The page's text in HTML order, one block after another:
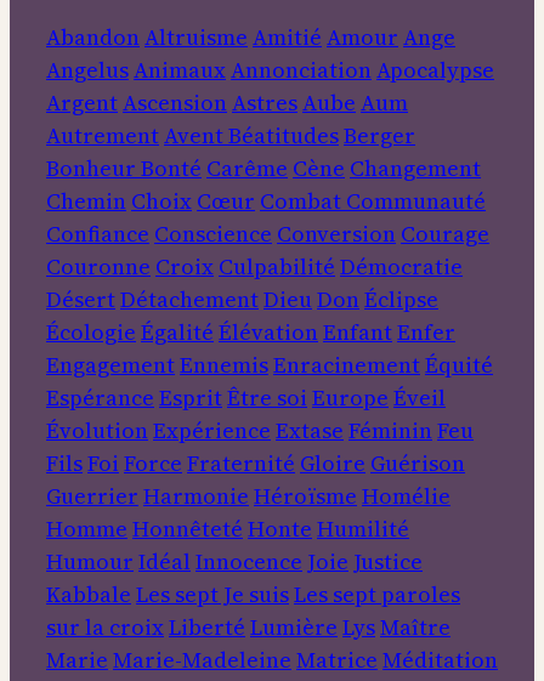
AbandonAltruisme Amitié Amour Ange
AngelusAnimauxAnnonciationApocalypse
ArgentAscensionAstresAube Aum
AutrementAventBéatitudesBerger
Bonheur Bonté Carême Cène Changement
Chemin Choix Cœur Combat Communauté
Confiance Conscience Conversion Courage
Couronne Croix Culpabilité Démocratie
DésertDétachementDieuDonÉclipse
Écologie Égalité ÉlévationEnfantEnfer
EngagementEnnemisEnracinementÉquité
Espérance EspritÊtre soi Europe Éveil
ÉvolutionExpérience Extase FémininFeu
FilsFoi Force Fraternité Gloire Guérison
Guerrier Harmonie Héroïsme Homélie
Homme Honnêteté Honte Humilité
Humour Idéal Innocence Joie Justice
Kabbale Les sept Je suisLes sept paroles
sur la croixLiberté Lumière LysMaître
Marie Marie-Madeleine Matrice Méditation